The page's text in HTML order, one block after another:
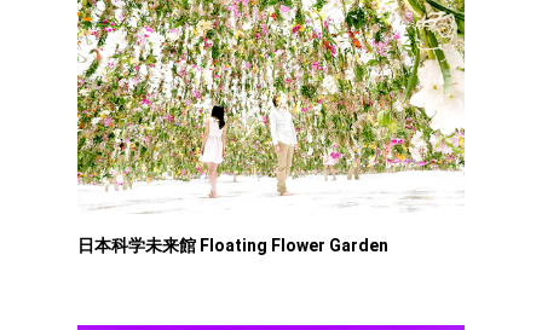
日本科学未来館 Floating Flower Garden